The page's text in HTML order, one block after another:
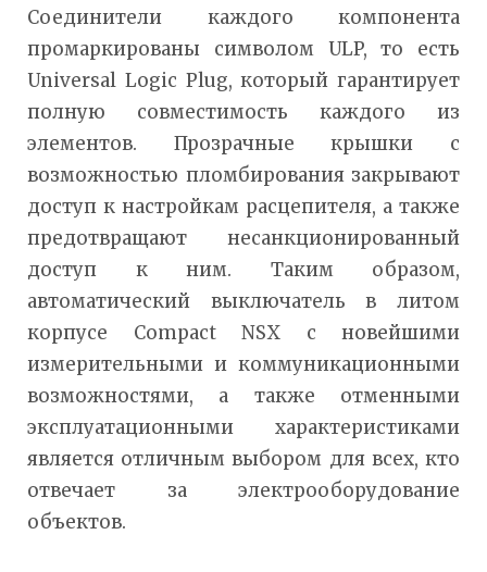
Соединители каждого компонента
промаркированы символом ULP, то есть
Universal Logic Plug, который гарантирует
полную совместимость каждого из
элементов. Прозрачные крышки с
возможностью пломбирования закрывают
доступ к настройкам расцепителя, а также
предотвращают несанкционированный
доступ к ним. Таким образом,
автоматический выключатель в литом
корпусе Compact NSX с новейшими
измерительными и коммуникационными
возможностями, а также отменными
эксплуатационными характеристиками
является отличным выбором для всех, кто
отвечает за электрооборудование
объектов.